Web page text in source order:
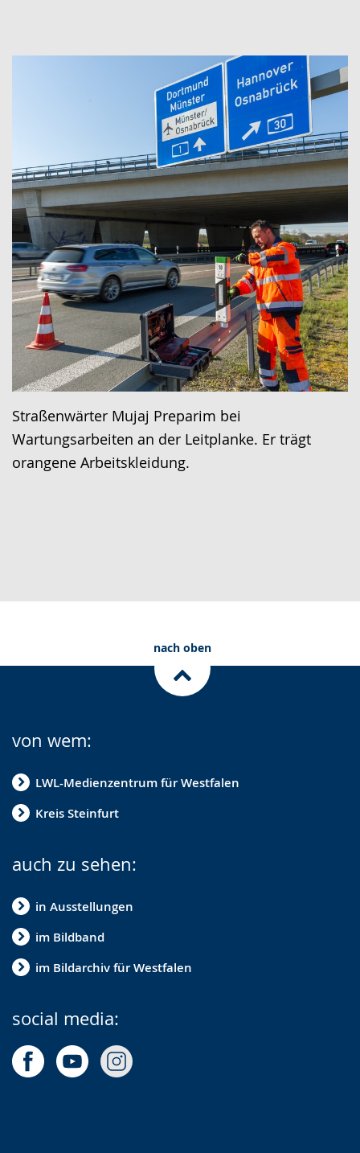
Straßenwärter Mujaj Preparim bei
Wartungsarbeiten an der Leitplanke. Er trägt
orangene Arbeitskleidung.
nach oben
von wem:
LWL-Medienzentrum für Westfalen
Kreis Steinfurt
auch zu sehen:
in Ausstellungen
im Bildband
im Bildarchiv für Westfalen
social media: